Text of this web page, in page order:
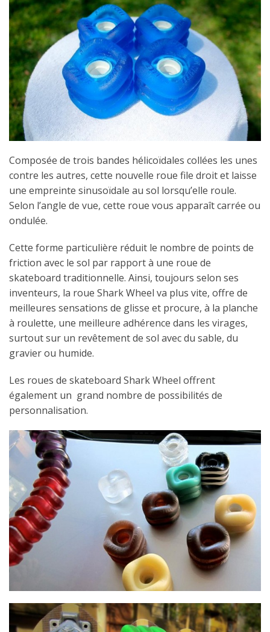
Composée de trois bandes hélicoïdales collées les unes
contre les autres, cette nouvelle roue file droit et laisse
une empreinte sinusoïdale au sol lorsqu’elle roule.
Selon l’angle de vue, cette roue vous apparaît carrée ou
ondulée.
Cette forme particulière réduit le nombre de points de
friction avec le sol par rapport à une roue de
skateboard traditionnelle. Ainsi, toujours selon ses
inventeurs, la roue Shark Wheel va plus vite, offre de
meilleures sensations de glisse et procure, à la planche
à roulette, une meilleure adhérence dans les virages,
surtout sur un revêtement de sol avec du sable, du
gravier ou humide.
Les roues de skateboard Shark Wheel offrent
également un grand nombre de possibilités de
personnalisation.